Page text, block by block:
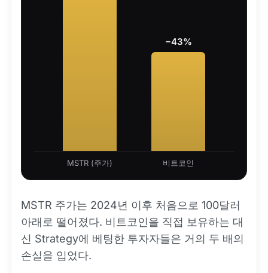
−43%
MSTR (주가) 비트코인
MSTR 주가는 2024년 이후 처음으로 100달러
아래로 떨어졌다. 비트코인을 직접 보유하는 대
신 Strategy에 베팅한 투자자들은 거의 두 배의
손실을 입었다.